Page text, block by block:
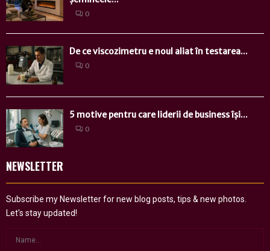
0
De ce viscozimetru e noul aliat în testarea...
0
5 motive pentru care liderii de business își...
0
NEWSLETTER
Subscribe my Newsletter for new blog posts, tips & new photos.
Let's stay updated!